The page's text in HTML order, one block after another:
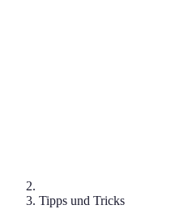
Tipps und Tricks